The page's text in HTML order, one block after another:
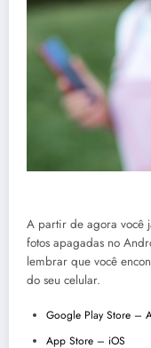
A partir de agora você
fotos apagadas no
lembrar que você
do seu celular.
Google Play Store –
App Store – iOS